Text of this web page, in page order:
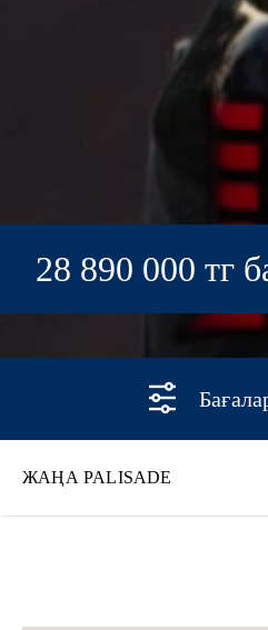
Жаңа
28 890 000 тг
ЖАҢА PALISADE